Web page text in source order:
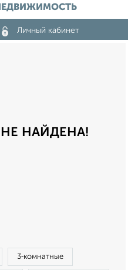
Личный кабинет
НАЙДЕНА!
3‑комнатные